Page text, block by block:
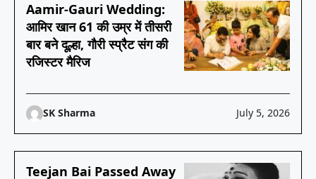
Aamir-Gauri Wedding:
आमिर खान 61 की उम्र में तीसरी
बार बने दूल्हा, गौरी स्प्रैट संग की
रजिस्टर मैरिज
SK Sharma July 5, 2026
Teejan Bai Passed Away